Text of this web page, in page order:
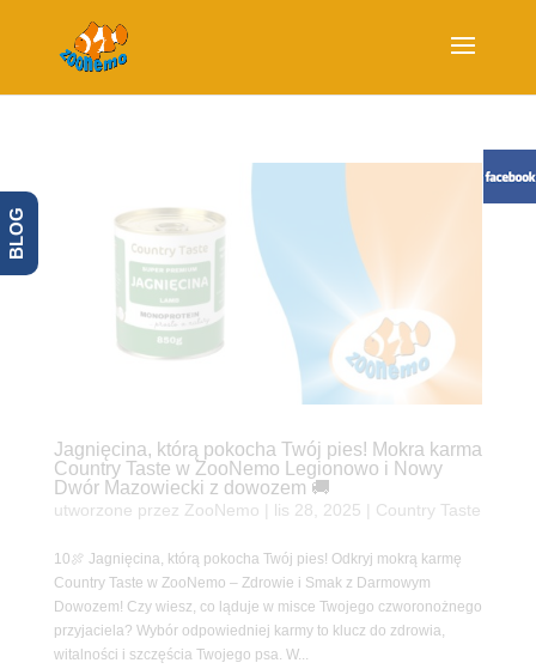
Jagnięcina, którą pokocha Twój pies! Mokra karma
Country Taste w ZooNemo Legionowo i Nowy
Dwór Mazowiecki z dowozem 🚚
utworzone przez ZooNemo lis 28, 2025 Country Taste
10🍖 Jagnięcina, którą pokocha Twój pies! Odkryj mokrą karmę
Country Taste w ZooNemo – Zdrowie i Smak z Darmowym
Dowozem! Czy wiesz, co ląduje w misce Twojego czworonożnego
przyjaciela? Wybór odpowiedniej karmy to klucz do zdrowia,
witalności i szczęścia Twojego psa. W...
BLOG